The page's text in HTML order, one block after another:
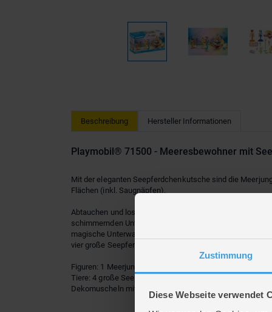
Zustimmung
Diese Webseite verwendet
Beschreibung Hersteller Informationen
Playmobil® 71500 - Meeresbewohner mit
Mit der eleganten Seepferdchenkutsche sind die
Flächen (inkl. Saugnäpfen).
Abtauchen und losspielen heißt es mit dem
schimmernden Unterwasserkutsche auf Erkundungstour
magische Unterwasserwelt. Die liebevoll gestalteten
vier große Seepferdchen, eine Unterwasserkutsche und
Figuren: 1 Meerjungfrau, 1 Meermann
Tiere: 4 große Seepferdchen, 3 kleine Seepferdchen;
Dekomuscheln mit Saugnapf